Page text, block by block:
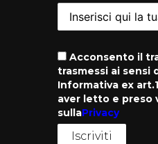
Acconsento il
trasmessi ai sensi
Informativa ex
aver letto e preso
sullaPrivacy